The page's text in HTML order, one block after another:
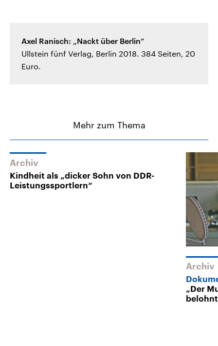
Axel Ranisch: „Nackt über Berlin“
Ullstein fünf Verlag, Berlin 2018. 384 Seiten, 20
Euro.
Mehr zum Thema
Archiv
Kindheit als „dicker Sohn von DDR-
Leistungssportlern“
Archiv
„Der